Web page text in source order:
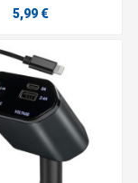
5,99 €